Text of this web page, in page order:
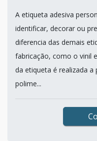
A etiqueta adesiva
identificar, decorar ou
diferencia das demais
fabricação, como o vinil
da etiqueta é realizada
polime...